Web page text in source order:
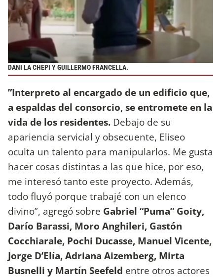
DANI LA CHEPI Y GUILLERMO FRANCELLA.
”Interpreto al encargado de un edificio que,
a espaldas del consorcio, se entromete en la
vida de los residentes. Debajo de su
apariencia servicial y obsecuente, Eliseo
oculta un talento para manipularlos. Me gusta
hacer cosas distintas a las que hice, por eso,
me interesó tanto este proyecto. Además,
todo fluyó porque trabajé con un elenco
divino”, agregó sobre Gabriel “Puma” Goity,
Darío Barassi, Moro Anghileri, Gastón
Cocchiarale, Pochi Ducasse, Manuel Vicente,
Jorge D’Elía, Adriana Aizemberg, Mirta
Busnelli y Martín Seefeld entre otros actores